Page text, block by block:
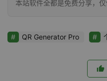
本站软件全都是免费分享，
QR Generator Pro